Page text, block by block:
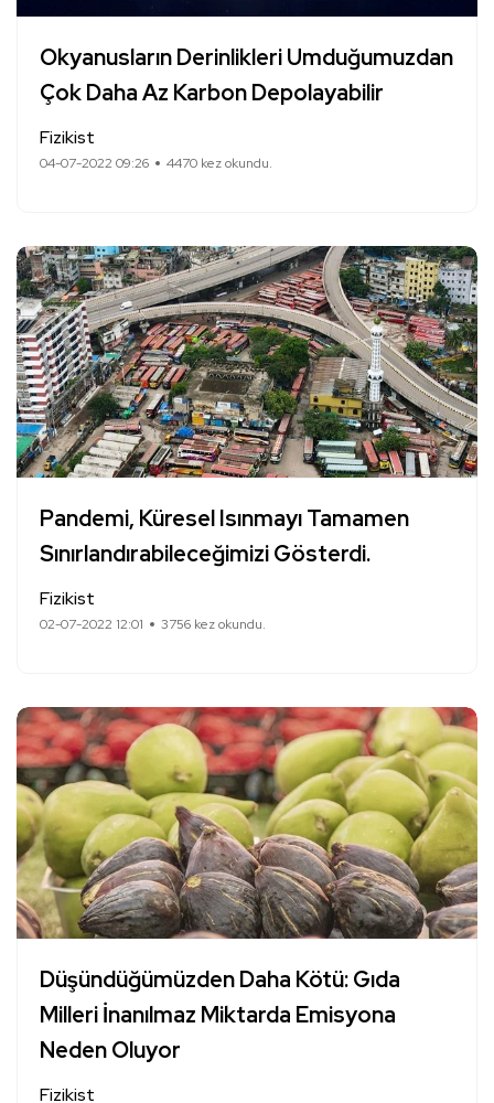
Okyanusların Derinlikleri Umduğumuzdan
Çok Daha Az Karbon Depolayabilir
Fizikist
04-07-2022 09:26 4470 kez okundu.
Pandemi, Küresel Isınmayı Tamamen
Sınırlandırabileceğimizi Gösterdi.
Fizikist
02-07-2022 12:01 3756 kez okundu.
Düşündüğümüzden Daha Kötü: Gıda
Milleri İnanılmaz Miktarda Emisyona
Neden Oluyor
Fizikist